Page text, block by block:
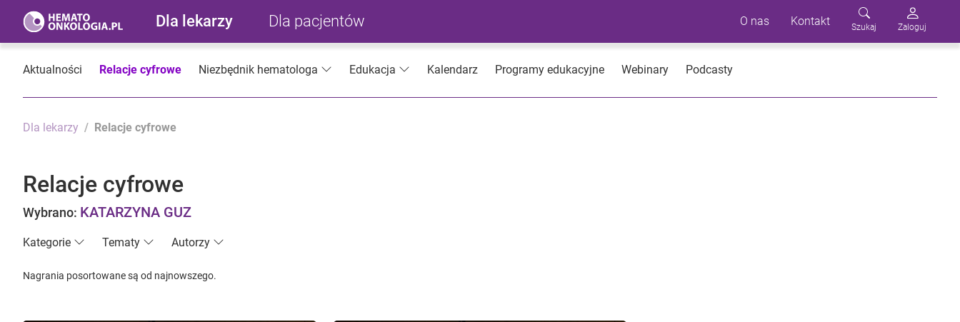
Dla lekarzy Dla pacjentów O nas Kontakt Szukaj Zaloguj
Aktualności Relacje cyfrowe Niezbędnik hematologa Edukacja Kalendarz Programy edukacyjne Webinary Podcasty
Dla lekarzy Relacje cyfrowe
Relacje cyfrowe
Wybrano: KATARZYNA GUZ
Kategorie Tematy Autorzy
Nagrania posortowane są od najnowszego.